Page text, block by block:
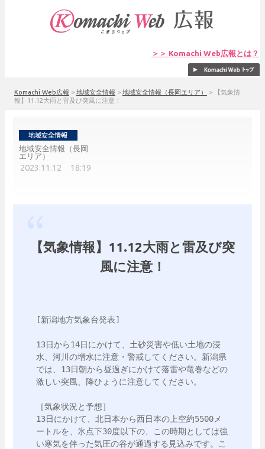
＞＞ Komachi Web広報とは？
Komachi Web広報 > 地域安全情報 > 地域安全情報（長岡エリア） >
【気象情
報】11.12大雨と雷及び突風に注意！
地域安全情報（長岡
エリア）
2023.11.12 18:19
【気象情報】11.12大雨と雷及び突
風に注意！
[新潟地方気象台発表]
13日から14日にかけて、土砂災害や低い土地の浸
水、河川の増水に注意・警戒してください。新潟県
では、13日朝から昼過ぎにかけて落雷や竜巻などの
激しい突風、降ひょうに注意してください。
［気象状況と予想］
13日にかけて、北日本から西日本の上空約5500メ
ートルを、氷点下30度以下の、この時期としては強
い寒気を伴った気圧の谷が通過する見込みです。こ